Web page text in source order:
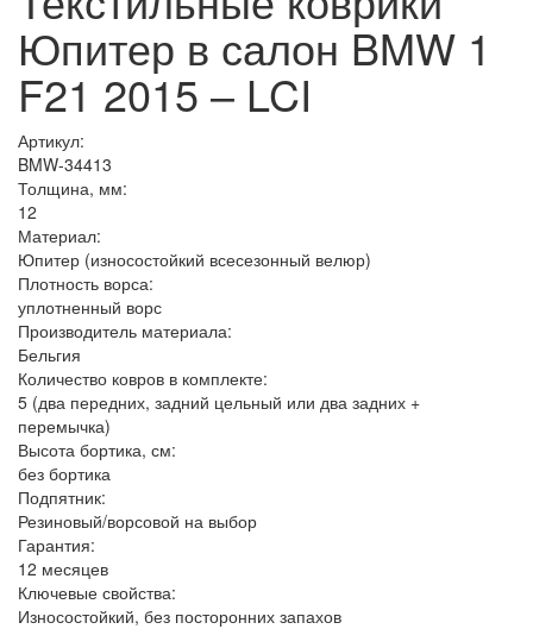
Юпитер в салон BMW 1
F21 2015 – LCI
Артикул:
BMW-34413
Толщина, мм:
12
Материал:
Юпитер (износостойкий всесезонный велюр)
Плотность ворса:
уплотненный ворс
Производитель материала:
Бельгия
Количество ковров в комплекте:
5 (два передних, задний цельный или два задних +
перемычка)
Высота бортика, см:
без бортика
Подпятник:
Резиновый/ворсовой на выбор
Гарантия:
12 месяцев
Ключевые свойства:
Износостойкий, без посторонних запахов